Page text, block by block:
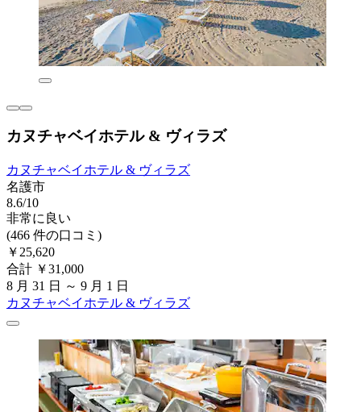
カヌチャベイホテル & ヴィラズ
カヌチャベイホテル & ヴィラズ
名護市
8.6/10
非常に良い
(466 件の口コミ)
￥25,620
合計 ￥31,000
8 月 31 日 ～ 9 月 1 日
カヌチャベイホテル & ヴィラズ